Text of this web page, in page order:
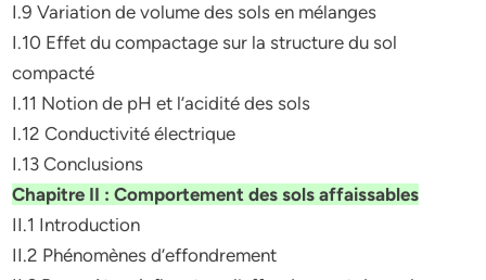
I.9 Variation de volume des sols en mélanges
I.10 Effet du compactage sur la structure du sol
compacté
I.11 Notion de pH et l’acidité des sols
I.12 Conductivité électrique
I.13 Conclusions
Chapitre II : Comportement des sols affaissables
II.1 Introduction
II.2 Phénomènes d’effondrement